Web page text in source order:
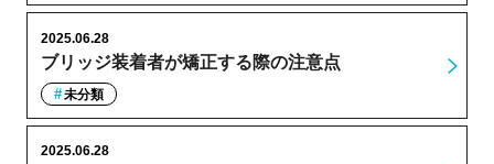
ブリッジ装着者が矯正する際の注意点
2025.06.28
未分類
2025.06.28